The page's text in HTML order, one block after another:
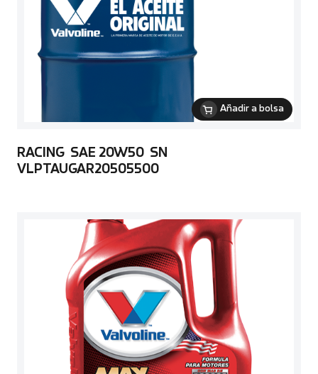
Añadir a bolsa
RACING SAE 20W50 SN
VLPTAUGAR20505500